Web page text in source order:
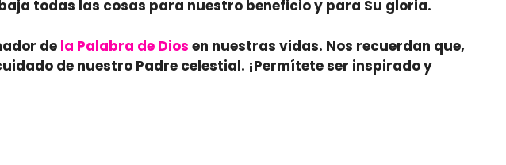
todas las cosas para nuestro beneficio y para Su gloria.
de la Palabra de Dios en nuestras vidas. Nos recuerdan que,
de nuestro Padre celestial. ¡Permítete ser inspirado y